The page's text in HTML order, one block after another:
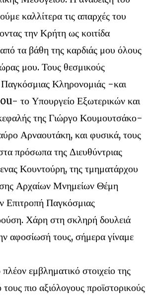
καλλίτερα τις απαρχές του
την Κρήτη ως κοιτίδα
τα βάθη της καρδιάς μου όλους
μου. Τους θεσμικούς
Κληρονομιάς -και
το Υπουργείο Εξωτερικών και
της Γιώργο Κουμουτσάκο-
Αρναουτάκη, και φυσικά, τους
πρόσωπα της Διευθύντριας
Κουντούρη, της τμηματάρχου
Αρχαίων Μνημείων Θέμη
Επιτροπή Παγκόσμιας
Χάρη στη σκληρή δουλειά
αφοσίωσή τους, σήμερα γίναμε
εμβληματικό στοιχείο της
πιο αξιόλογους προϊστορικούς